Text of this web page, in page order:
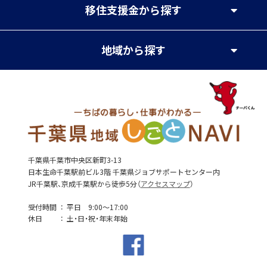
移住支援金から探す
地域から探す
千葉県千葉市中央区新町3-13
日本生命千葉駅前ビル3階 千葉県ジョブサポートセンター内
JR千葉駅、京成千葉駅から徒歩5分（アクセスマップ）
受付時間
平日 9:00～17:00
休日
土・日・祝・年末年始